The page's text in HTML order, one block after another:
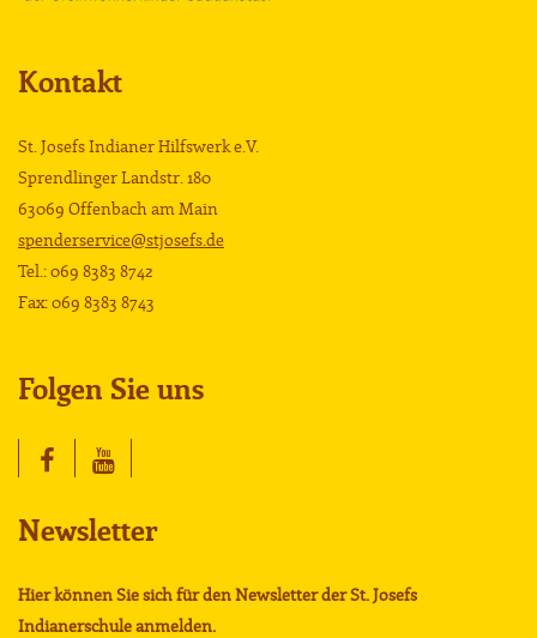
Kontakt
St. Josefs Indianer Hilfswerk e.V.
Sprendlinger Landstr. 180
63069 Offenbach am Main
spenderservice@stjosefs.de
Tel.: 069 8383 8742
Fax: 069 8383 8743
Folgen Sie uns
Newsletter
Hier können Sie sich für den Newsletter der St. Josefs
Indianerschule anmelden.